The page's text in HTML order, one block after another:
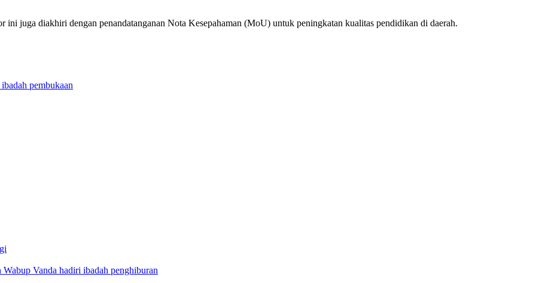
ini juga diakhiri dengan penandatanganan Nota Kesepahaman (MoU) untuk peningkatan kualitas pendidikan di daerah.
pembukaan
Vanda hadiri ibadah penghiburan